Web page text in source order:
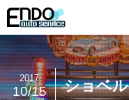
ショベ
2017
10/15